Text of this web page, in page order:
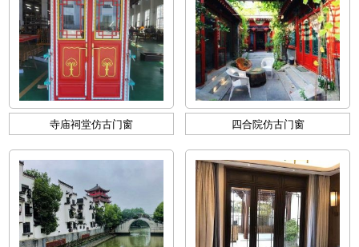
寺庙祠堂仿古门窗 四合院仿古门窗